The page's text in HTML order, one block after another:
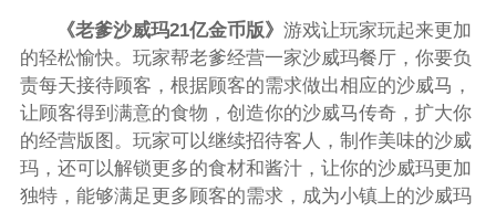
《老爹沙威玛21亿金币版》游戏让玩家玩起来更加
的轻松愉快。玩家帮老爹经营一家沙威玛餐厅，你要负
责每天接待顾客，根据顾客的需求做出相应的沙威马，
让顾客得到满意的食物，创造你的沙威马传奇，扩大你
的经营版图。玩家可以继续招待客人，制作美味的沙威
玛，还可以解锁更多的食材和酱汁，让你的沙威玛更加
独特，能够满足更多顾客的需求，成为小镇上的沙威玛